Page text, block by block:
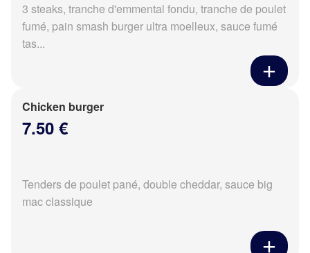
3 steaks, tranche d'emmental fondu, tranche de poulet
fumé, pain smash burger ultra moelleux, sauce fumé
tas...
Chicken burger
7.50 €
Tenders de poulet pané, double cheddar, sauce big
mac classique